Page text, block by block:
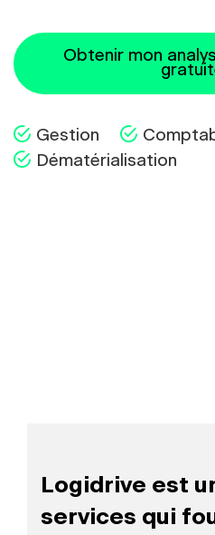
Gestion
Dématérialisation
Obtenir mon
Logidrive est
services qui